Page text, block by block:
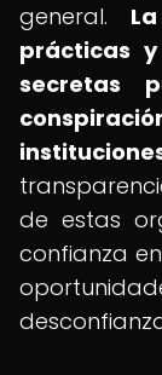
general.
prácticas
secretas
de estas
confianza